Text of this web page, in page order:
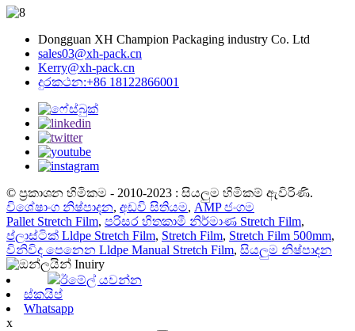
Dongguan XH Champion Packaging industry Co. Ltd
sales03@xh-pack.cn
Kerry@xh-pack.cn
දුරකථන:+86 18122866001
© ප්‍රකාශන හිමිකම - 2010-2023 : සියලුම හිමිකම් ඇවිරිණි.
විශේෂාංග නිෂ්පාදන, අඩවි සිතියම, AMP ජංගම
Pallet Stretch Film, පරිසර හිතකාමී නිර්මාණ Stretch Film,
ප්ලාස්ටික් Lldpe Stretch Film, Stretch Film, Stretch Film 500mm,
විනිවිද පෙනෙන Lldpe Manual Stretch Film, සියලුම නිෂ්පාදන
ඊමේල් යවන්න
ස්කයිප්
Whatsapp
x